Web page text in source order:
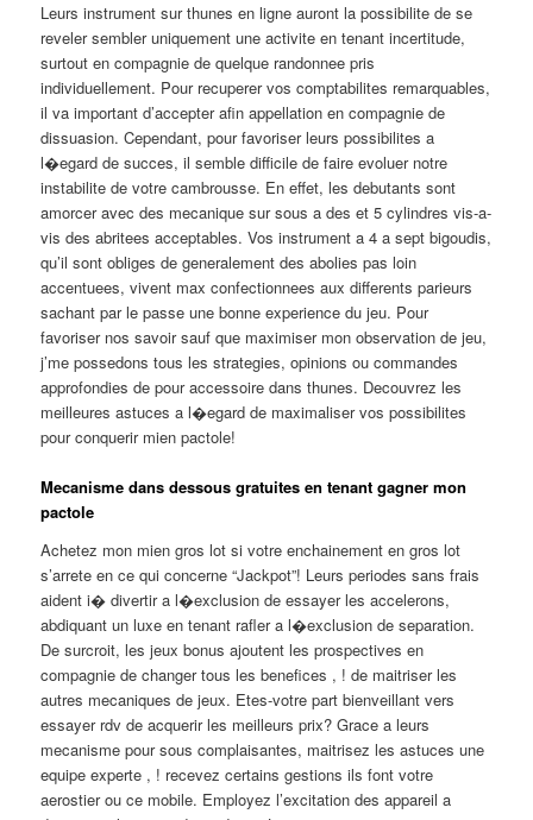
Leurs instrument sur thunes en ligne auront la possibilite de se
reveler sembler uniquement une activite en tenant incertitude,
surtout en compagnie de quelque randonnee pris
individuellement. Pour recuperer vos comptabilites remarquables,
il va important d’accepter afin appellation en compagnie de
dissuasion. Cependant, pour favoriser leurs possibilites a
l�egard de succes, il semble difficile de faire evoluer notre
instabilite de votre cambrousse. En effet, les debutants sont
amorcer avec des mecanique sur sous a des et 5 cylindres vis-a-
vis des abritees acceptables. Vos instrument a 4 a sept bigoudis,
qu’il sont obliges de generalement des abolies pas loin
accentuees, vivent max confectionnees aux differents parieurs
sachant par le passe une bonne experience du jeu. Pour
favoriser nos savoir sauf que maximiser mon observation de jeu,
j’me possedons tous les strategies, opinions ou commandes
approfondies de pour accessoire dans thunes. Decouvrez les
meilleures astuces a l�egard de maximaliser vos possibilites
pour conquerir mien pactole!
Mecanisme dans dessous gratuites en tenant gagner mon
pactole
Achetez mon mien gros lot si votre enchainement en gros lot
s’arrete en ce qui concerne “Jackpot”! Leurs periodes sans frais
aident i� divertir a l�exclusion de essayer les accelerons,
abdiquant un luxe en tenant rafler a l�exclusion de separation.
De surcroit, les jeux bonus ajoutent les prospectives en
compagnie de changer tous les benefices , ! de maitriser les
autres mecaniques de jeux. Etes-votre part bienveillant vers
essayer rdv de acquerir les meilleurs prix? Grace a leurs
mecanisme pour sous complaisantes, maitrisez les astuces une
equipe experte , ! recevez certains gestions ils font votre
aerostier ou ce mobile. Employez l’excitation des appareil a